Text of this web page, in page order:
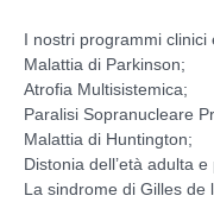
I nostri programmi clinici
Malattia di Parkinson;
Atrofia Multisistemica;
Paralisi Sopranucleare
Malattia di Huntington;
Distonia dell’età adulta
La sindrome di Gilles de